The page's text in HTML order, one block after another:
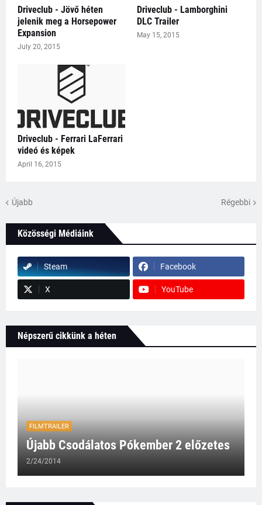
Driveclub - Jövő héten
jelenik meg a Horsepower
Expansion
July 20, 2015
Driveclub - Lamborghini
DLC Trailer
May 15, 2015
Driveclub - Ferrari LaFerrari
videó és képek
April 16, 2015
Újabb Régebbi
Közösségi Médiáink
Steam Facebook
X YouTube
Népszerű cikkünk a héten
FILMTRAILER
Újabb Csodálatos Pókember 2 előzetes
2/24/2014